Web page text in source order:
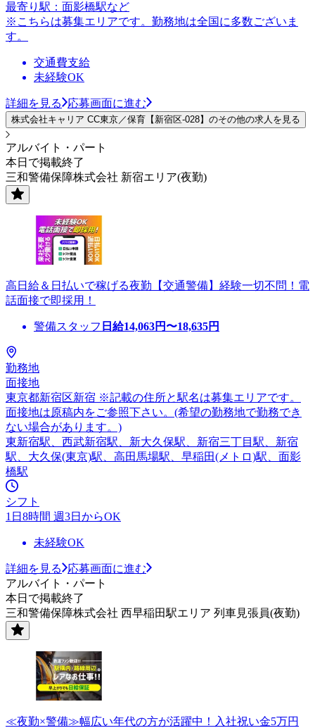
最寄り駅：面影橋駅など
※こちらは募集エリアです。勤務地は全国に多数ございま
す。
交通費支給
未経験OK
詳細を見る 応募画面に進む
株式会社キャリア CC東京／保育【新宿区-028】のその他の求人を見る
アルバイト・パート
本日で掲載終了
三和警備保障株式会社 新宿エリア(夜勤)
高日給＆日払いで稼げる夜勤【交通警備】経験一切不問！電
話面接で即採用！
警備スタッフ 日給14,063円〜18,635円
勤務地
面接地
東京都新宿区新宿 ※記載の住所と駅名は募集エリアです。
面接地は原稿内をご参照下さい。(希望の勤務地で勤務でき
ない場合があります。)
東新宿駅、西武新宿駅、新大久保駅、新宿三丁目駅、新宿
駅、大久保(東京)駅、高田馬場駅、早稲田(メトロ)駅、面影
橋駅
シフト
1日8時間 週3日からOK
未経験OK
詳細を見る
応募画面に進む
アルバイト・パート
本日で掲載終了
三和警備保障株式会社 西早稲田駅エリア 列車見張員(夜勤)
≪夜勤×警備≫幅広い年代の方が活躍中！入社祝い金5万円